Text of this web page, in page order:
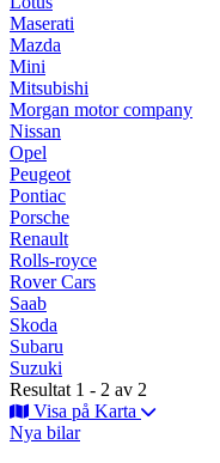
Maserati
Mazda
Mini
Mitsubishi
Morgan motor company
Nissan
Opel
Peugeot
Pontiac
Porsche
Renault
Rolls-royce
Rover Cars
Saab
Skoda
Subaru
Suzuki
Resultat 1 - 2 av 2
Visa på Karta
Nya bilar